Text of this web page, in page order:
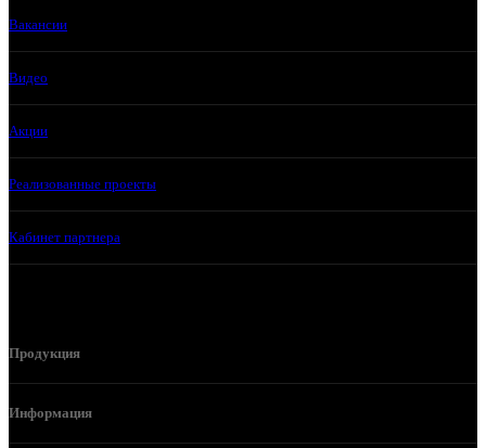
Вакансии
Видео
Акции
Реализованные проекты
Кабинет партнера
Продукция
Информация